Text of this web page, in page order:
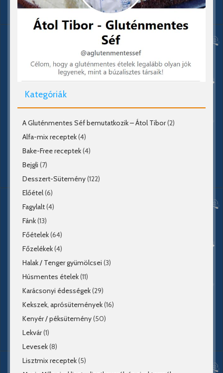
Kategóriák
A Gluténmentes Séf bemutatkozik – Átol Tibor(2)
Alfa-mix receptek(4)
Bake-Free receptek(4)
Bejgli (7)
Desszert-Sütemény(122)
Előétel(6)
Fagylalt(4)
Fánk(13)
Főételek(64)
Főzelékek(4)
Halak / Tenger gyümölcsei (3)
Húsmentes ételek(11)
Karácsonyi édességek(29)
Kekszek, aprósütemények(16)
Kenyér / péksütemény(50)
Lekvár(1)
Levesek(8)
Lisztmix receptek(5)